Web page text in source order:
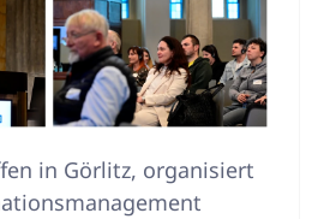
in Görlitz, organisiert